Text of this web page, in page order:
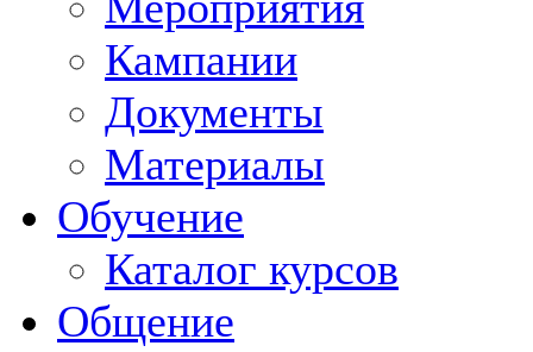
Кампании
Документы
Материалы
Обучение
Каталог курсов
Общение